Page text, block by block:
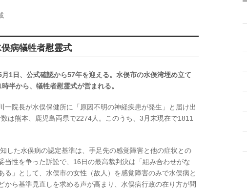
病犠牲者慰霊式
月1日、公式確認から57年を迎える。水俣市の水俣湾埋め立て
半から、犠牲者慰霊式が営まれる。
一院長が水俣保健所に「原因不明の神経疾患が発生」と届け出
は熊本、鹿児島両県で2274人。このうち、3月末現在で1811
した水俣病の認定基準は、手足先の感覚障害と他の症状との
当性を争った訴訟で、16日の最高裁判決は「組み合わせがな
る」として、水俣市の女性（故人）を感覚障害のみで水俣病と
から基準見直しを求める声が高まり、水俣病行政の在り方が問